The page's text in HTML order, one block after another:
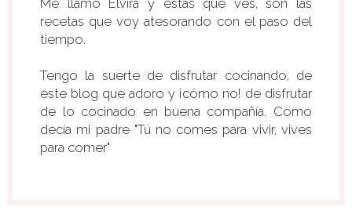
recetas que voy atesorando con el paso del
tiempo.
Tengo la suerte de disfrutar cocinando, de
este blog que adoro y ¡cómo no! de disfrutar
de lo cocinado en buena compañía. Como
decía mi padre "Tú no comes para vivir, vives
para comer"